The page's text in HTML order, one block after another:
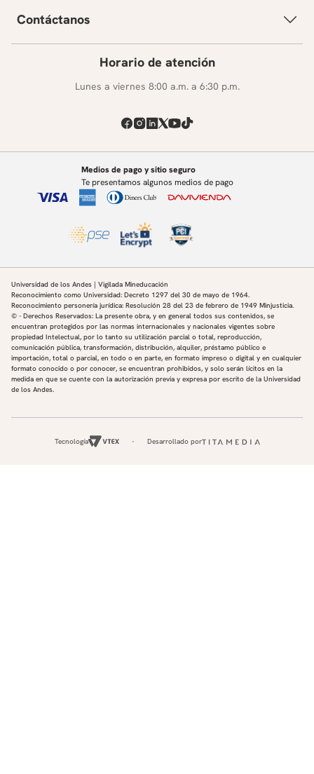
Contáctanos
Horario de atención
Lunes a viernes 8:00 a.m. a 6:30 p.m.
Medios de pago y sitio seguro
Te presentamos algunos medios de pago
Universidad de los Andes | Vigilada Mineducación
Reconocimiento como Universidad: Decreto 1297 del 30 de mayo de 1964.
Reconocimiento personería jurídica: Resolución 28 del 23 de febrero de 1949 Minjusticia.
© - Derechos Reservados: La presente obra, y en general todos sus contenidos, se
encuentran protegidos por las normas internacionales y nacionales vigentes sobre
propiedad Intelectual, por lo tanto su utilización parcial o total, reproducción,
comunicación pública, transformación, distribución, alquiler, préstamo público e
importación, total o parcial, en todo o en parte, en formato impreso o digital y en cualquier
formato conocido o por conocer, se encuentran prohibidos, y solo serán lícitos en la
medida en que se cuente con la autorización previa y expresa por escrito de la Universidad
de los Andes.
Tecnología Desarrollado por